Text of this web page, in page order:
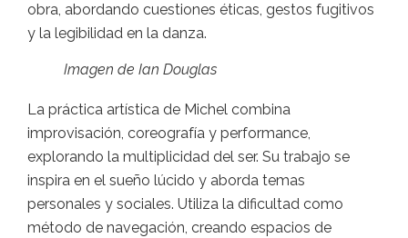
obra, abordando cuestiones éticas, gestos fugitivos
y la legibilidad en la danza.
Imagen de Ian Douglas
La práctica artística de Michel combina
improvisación, coreografía y performance,
explorando la multiplicidad del ser. Su trabajo se
inspira en el sueño lúcido y aborda temas
personales y sociales. Utiliza la dificultad como
método de navegación, creando espacios de